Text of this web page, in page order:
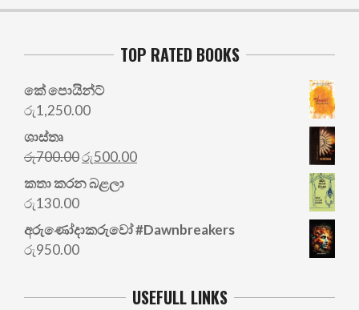
TOP RATED BOOKS
කේ පොයින්ට්
රු1,250.00
ශාස්තෘ
රු700.00Original
price
was:
රු500.00Current
කතා කරන බළලා
රු130.00
අරු‍ණෝදාකරුවෝ #Dawnbreakers
රු950.00
USEFULL LINKS